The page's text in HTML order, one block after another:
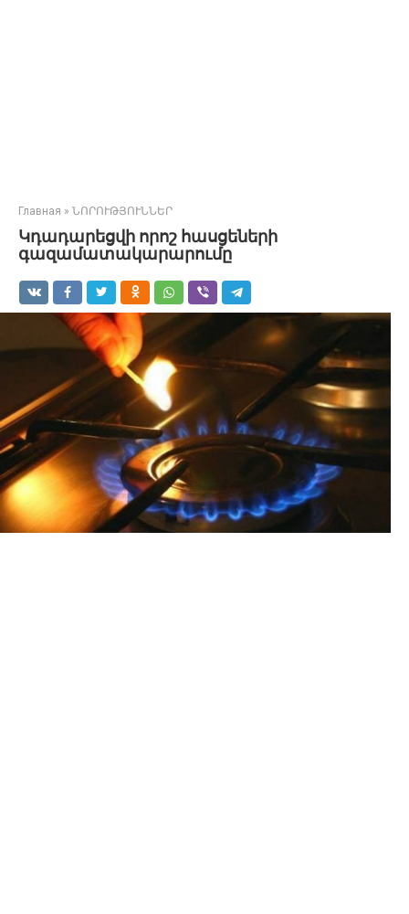
Главная » ՆՈՐՈՒԹՅՈՒՆՆԵՐ
Կդադարեցվի որոշ հասցեների
գազամատակարարումը